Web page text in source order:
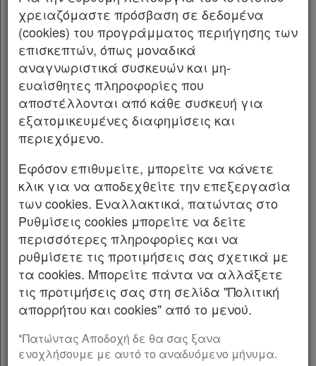
Χρήσιμα
Παρ.3
Παρ.4
Παρ.5
Παρ.6
Άρθρο 2 [-]
Παρ.1
Παρ.2
Παρ.3
Παρ.4
Παρ.5
Παρ.6
Παρ.7
Παρ.8
Άρθρο 3 [-]
Παρ.1
Παρ.2
Παρ.3
Άρθρο 4
[-]
Παρ.1
Παρ.2
Σύσταση Εθνικής Επιτροπής για τα
Δικαιώματα του Ανθρώπου και Εθνικής
Επιτροπής Βιοηθικής.
Ο ΠΡΟΕΔΡΟΣΤΗΣ ΕΛΛΗΝΙΚΗΣ ΔΗΜΟΚΡΑΤΙΑΣ
Εκδίδομε τον ακόλουθο νόμο που ψήφισε η
Βουλή :
Εθνική Επιτροπή για τα δικαιώματα του
ανθρώπου
Άρθρο 1
Σύσταση και αποστολή
Όπως καταργήθηκε με τηνΠαρ.10 Άρθρο 29 Νόμος
4780/2021με ισχύ την 28/2/2021
Δες την εξέλιξη του άρθρου
. Η Εθνική Επιτροπή για τα Δικαιώματα του
Ανθρώπου (ΕΕΔΑ) είναι το ανεξάρτητο
συμβουλευτικό όργανο της Πολιτείας σε
χρειαζόμαστε πρόσβαση σε δεδομένα
(cookies) του προγράμματος περιήγησης των
επισκεπτών, όπως μοναδικά
αναγνωριστικά συσκευών και μη-
ευαίσθητες πληροφορίες που
αποστέλλονται από κάθε συσκευή για
εξατομικευμένες διαφημίσεις και
περιεχόμενο.
Εφόσον επιθυμείτε, μπορείτε να κάνετε
κλικ για να αποδεχθείτε την επεξεργασία
των cookies. Εναλλακτικά, πατώντας στο
Ρυθμίσεις cookies μπορείτε να δείτε
περισσότερες πληροφορίες και να
ρυθμίσετε τις προτιμήσεις σας σχετικά με
τα cookies. Μπορείτε πάντα να αλλάξετε
τις προτιμήσεις σας στη σελίδα "Πολιτική
απορρήτου και cookies" από το μενού.
*Πατώντας Αποδοχή δε θα σας ξανα
ενοχλήσουμε με αυτό το αναδυόμενο μήνυμα.